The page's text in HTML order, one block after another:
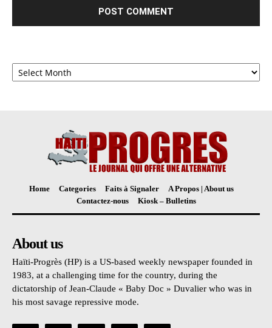
Archives
Home Categories Faits à Signaler
A Propos | About us
Contactez-nous
Kiosk – Bulletins
About us
Haïti-Progrès (HP) is a US-based weekly newspaper founded in
1983, at a challenging time for the country, during the
dictatorship of Jean-Claude « Baby Doc » Duvalier who was in
his most savage repressive mode.